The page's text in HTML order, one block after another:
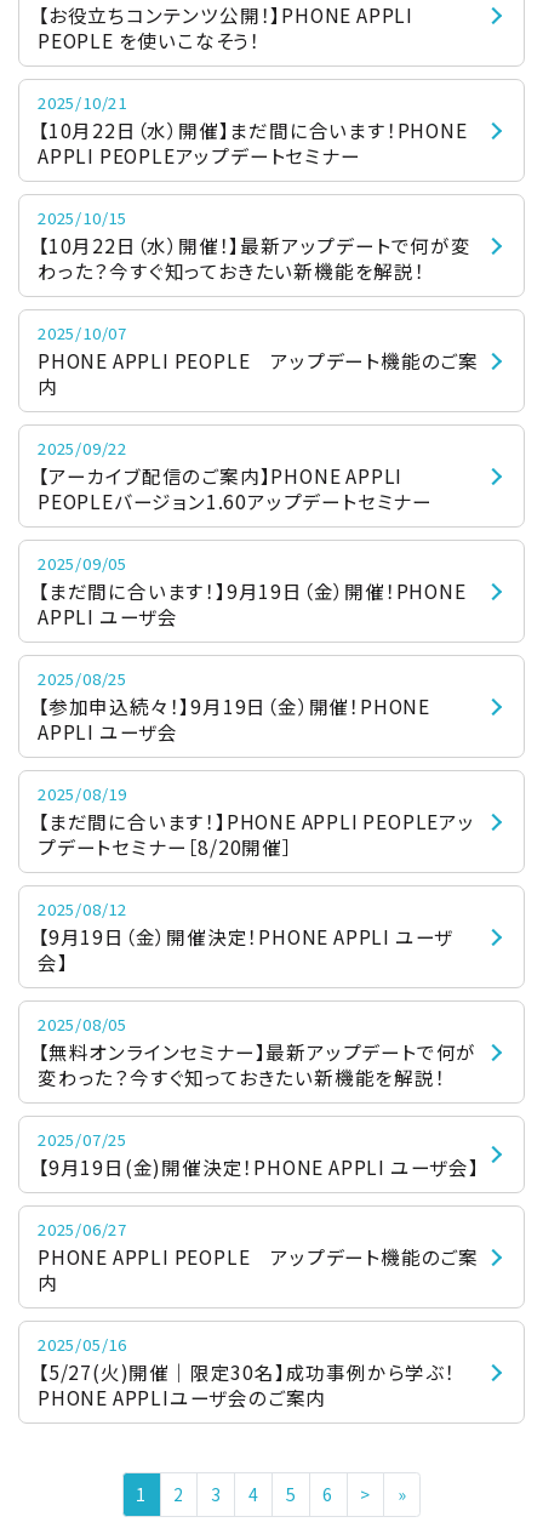
【お役立ちコンテンツ公開！】PHONE APPLI
PEOPLE を使いこなそう！
2025/10/21
【10月22日（水）開催】まだ間に合います！PHONE
APPLI PEOPLEアップデートセミナー
2025/10/15
【10月22日（水）開催！】最新アップデートで何が変
わった？今すぐ知っておきたい新機能を解説！
2025/10/07
PHONE APPLI PEOPLE アップデート機能のご案
内
2025/09/22
【アーカイブ配信のご案内】PHONE APPLI
PEOPLEバージョン1.60アップデートセミナー
2025/09/05
【まだ間に合います！】9月19日（金）開催！PHONE
APPLI ユーザ会
2025/08/25
【参加申込続々！】9月19日（金）開催！PHONE
APPLI ユーザ会
2025/08/19
【まだ間に合います！】PHONE APPLI PEOPLEアッ
プデートセミナー［8/20開催］
2025/08/12
【9月19日（金）開催決定！PHONE APPLI ユーザ
会】
2025/08/05
【無料オンラインセミナー】最新アップデートで何が
変わった？今すぐ知っておきたい新機能を解説！
2025/07/25
【9月19日(金)開催決定！PHONE APPLI ユーザ会】
2025/06/27
PHONE APPLI PEOPLE アップデート機能のご案
内
2025/05/16
【5/27(火)開催｜限定30名】成功事例から学ぶ！
PHONE APPLIユーザ会のご案内
1 2 3 4 5 6 > »